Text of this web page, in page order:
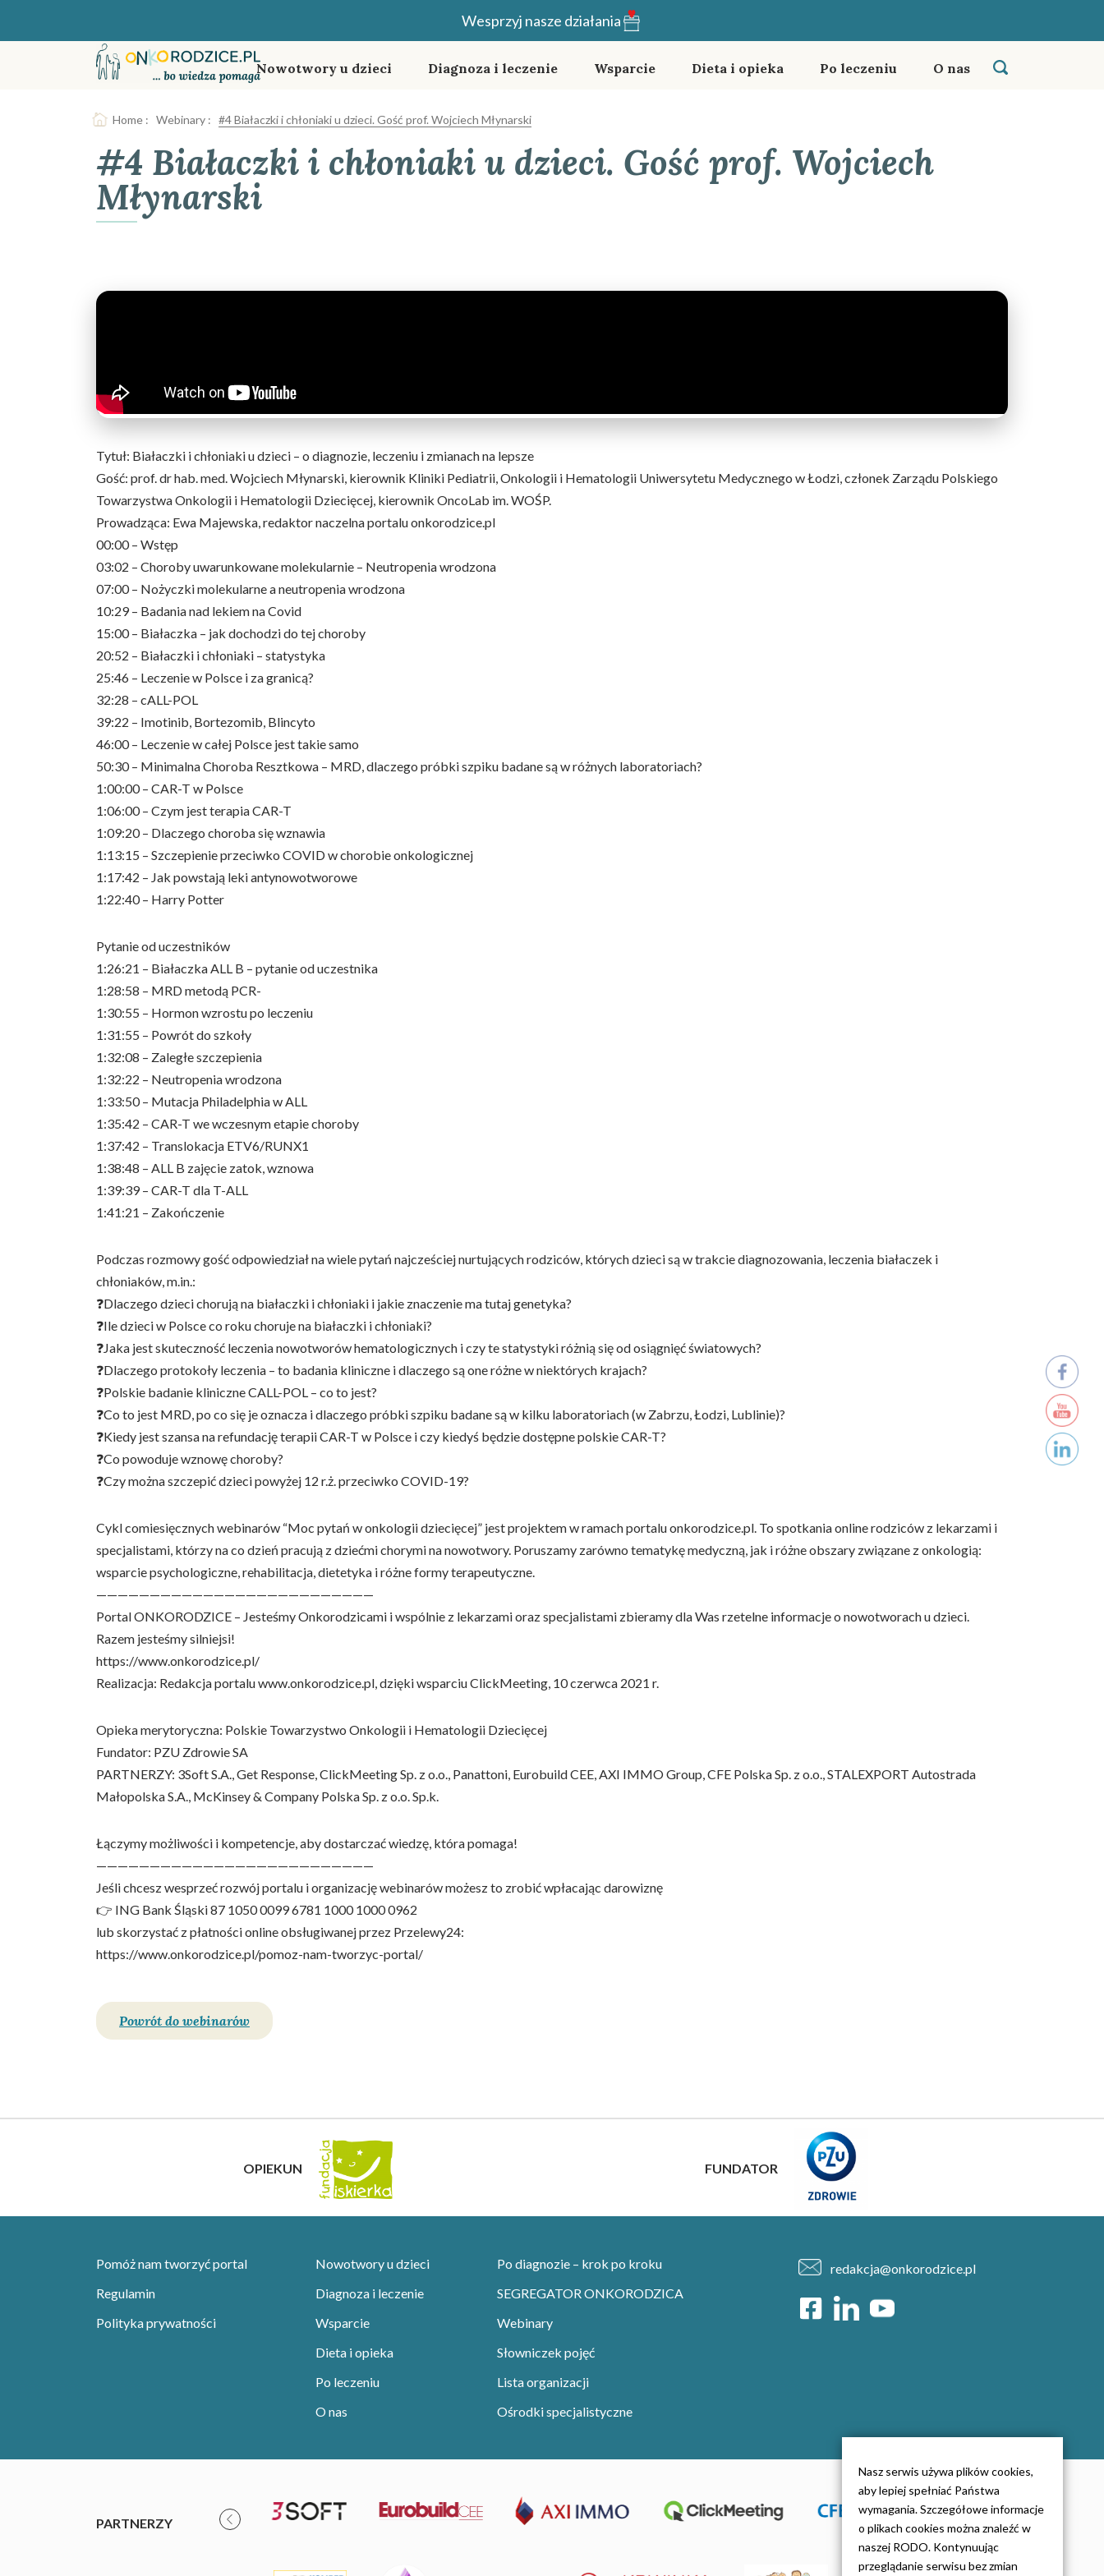
Wesprzyj nasze działania
Nowotwory u dzieci Diagnoza i leczenie Wsparcie Dieta i opieka Po leczeniu O nas
Home : Webinary : #4 Białaczki i chłoniaki u dzieci. Gość prof. Wojciech Młynarski
#4 Białaczki i chłoniaki u dzieci. Gość prof. Wojciech
Młynarski
Tytuł: Białaczki i chłoniaki u dzieci – o diagnozie, leczeniu i zmianach na lepsze
Gość: prof. dr hab. med. Wojciech Młynarski, kierownik Kliniki Pediatrii, Onkologii i Hematologii Uniwersytetu Medycznego w Łodzi, członek Zarządu Polskiego
Towarzystwa Onkologii i Hematologii Dziecięcej, kierownik OncoLab im. WOŚP.
Prowadząca: Ewa Majewska, redaktor naczelna portalu onkorodzice.pl
00:00 – Wstęp
03:02 – Choroby uwarunkowane molekularnie – Neutropenia wrodzona
07:00 – Nożyczki molekularne a neutropenia wrodzona
10:29 – Badania nad lekiem na Covid
15:00 – Białaczka – jak dochodzi do tej choroby
20:52 – Białaczki i chłoniaki – statystyka
25:46 – Leczenie w Polsce i za granicą?
32:28 – cALL-POL
39:22 – Imotinib, Bortezomib, Blincyto
46:00 – Leczenie w całej Polsce jest takie samo
50:30 – Minimalna Choroba Resztkowa – MRD, dlaczego próbki szpiku badane są w różnych laboratoriach?
1:00:00 – CAR-T w Polsce
1:06:00 – Czym jest terapia CAR-T
1:09:20 – Dlaczego choroba się wznawia
1:13:15 – Szczepienie przeciwko COVID w chorobie onkologicznej
1:17:42 – Jak powstają leki antynowotworowe
1:22:40 – Harry Potter
Pytanie od uczestników
1:26:21 – Białaczka ALL B – pytanie od uczestnika
1:28:58 – MRD metodą PCR-
1:30:55 – Hormon wzrostu po leczeniu
1:31:55 – Powrót do szkoły
1:32:08 – Zaległe szczepienia
1:32:22 – Neutropenia wrodzona
1:33:50 – Mutacja Philadelphia w ALL
1:35:42 – CAR-T we wczesnym etapie choroby
1:37:42 – Translokacja ETV6/RUNX1
1:38:48 – ALL B zajęcie zatok, wznowa
1:39:39 – CAR-T dla T-ALL
1:41:21 – Zakończenie
Podczas rozmowy gość odpowiedział na wiele pytań najcześciej nurtujących rodziców, których dzieci są w trakcie diagnozowania, leczenia białaczek i
chłoniaków, m.in.:
❓Dlaczego dzieci chorują na białaczki i chłoniaki i jakie znaczenie ma tutaj genetyka?
❓Ile dzieci w Polsce co roku choruje na białaczki i chłoniaki?
❓Jaka jest skuteczność leczenia nowotworów hematologicznych i czy te statystyki różnią się od osiągnięć światowych?
❓Dlaczego protokoły leczenia – to badania kliniczne i dlaczego są one różne w niektórych krajach?
❓Polskie badanie kliniczne CALL-POL – co to jest?
❓Co to jest MRD, po co się je oznacza i dlaczego próbki szpiku badane są w kilku laboratoriach (w Zabrzu, Łodzi, Lublinie)?
❓Kiedy jest szansa na refundację terapii CAR-T w Polsce i czy kiedyś będzie dostępne polskie CAR-T?
❓Co powoduje wznowę choroby?
❓Czy można szczepić dzieci powyżej 12 r.ż. przeciwko COVID-19?
Cykl comiesięcznych webinarów “Moc pytań w onkologii dziecięcej” jest projektem w ramach portalu onkorodzice.pl. To spotkania online rodziców z lekarzami i
specjalistami, którzy na co dzień pracują z dziećmi chorymi na nowotwory. Poruszamy zarówno tematykę medyczną, jak i różne obszary związane z onkologią:
wsparcie psychologiczne, rehabilitacja, dietetyka i różne formy terapeutyczne.
——————————————————————————
Portal ONKORODZICE – Jesteśmy Onkorodzicami i wspólnie z lekarzami oraz specjalistami zbieramy dla Was rzetelne informacje o nowotworach u dzieci.
Razem jesteśmy silniejsi!
https://www.onkorodzice.pl/​
Realizacja: Redakcja portalu www.onkorodzice.pl, dzięki wsparciu ClickMeeting, 10 czerwca 2021 r.
Opieka merytoryczna: Polskie Towarzystwo Onkologii i Hematologii Dziecięcej
Fundator: PZU Zdrowie SA
PARTNERZY: 3Soft S.A., Get Response, ClickMeeting Sp. z o.o., Panattoni, Eurobuild CEE, AXI IMMO Group, CFE Polska Sp. z o.o., STALEXPORT Autostrada
Małopolska S.A., McKinsey & Company Polska Sp. z o.o. Sp.k.
Łączymy możliwości i kompetencje, aby dostarczać wiedzę, która pomaga!
——————————————————————————
Jeśli chcesz wesprzeć rozwój portalu i organizację webinarów możesz to zrobić wpłacając darowiznę
👉 ING Bank Śląski 87 1050 0099 6781 1000 1000 0962
lub skorzystać z płatności online obsługiwanej przez Przelewy24:
https://www.onkorodzice.pl/pomoz-nam-tworzyc-portal/
Powrót do webinarów
OPIEKUN FUNDATOR
Pomóż nam tworzyć portal
Regulamin
Polityka prywatności
Nowotwory u dzieci
Diagnoza i leczenie
Wsparcie
Dieta i opieka
Po leczeniu
O nas
Po diagnozie – krok po kroku
SEGREGATOR ONKORODZICA
Webinary
Słowniczek pojęć
Lista organizacji
Ośrodki specjalistyczne
redakcja@onkorodzice.pl
PARTNERZY
Nasz serwis używa plików cookies,
aby lepiej spełniać Państwa
wymagania. Szczegółowe informacje
o plikach cookies można znaleźć w
naszej RODO. Kontynuując
przeglądanie serwisu bez zmian